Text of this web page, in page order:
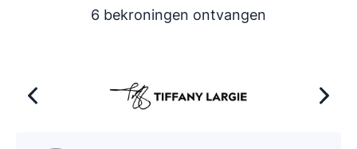
6 bekroningen ontvangen